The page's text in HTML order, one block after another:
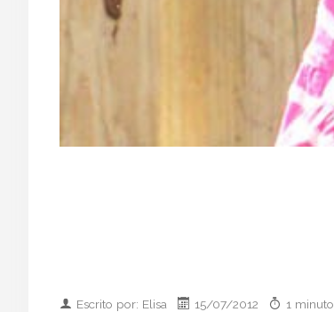
Escrito por: Elisa 15/07/2012 1 minuto